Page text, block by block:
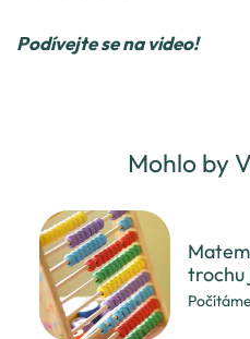
Podívejte se na video!
Mohlo by
trochu